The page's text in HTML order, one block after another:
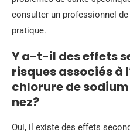
consulter un professionnel
pratique.
Y a-t-il des effets
risques associés à
chlorure de
nez?
Oui, il existe des effets